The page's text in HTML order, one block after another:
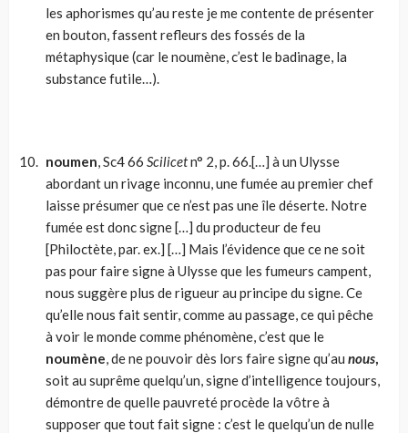
les aphorismes qu’au reste je me contente de présen­ter
en bouton, fassent refleurs des fossés de la
métaphysique (car le noumène, c’est le badinage, la
substance futile…).
noumen, Sc4 66 Scilicetn° 2, p. 66.[…] à un Ulysse
abordant un rivage inconnu, une fumée au premier chef
laisse présumer que ce n’est pas une île déserte. Notre
fumée est donc signe […] du producteur de feu
[Philoctète, par. ex.] […] Mais l’évi­dence que ce ne soit
pas pour faire signe à Ulysse que les fumeurs cam­pent,
nous suggère plus de rigueur au principe du signe. Ce
qu’elle nous fait sentir, comme au passage, ce qui pêche
à voir le monde comme phé­nomène, c’est que le
noumène, de ne pouvoir dès lors faire signe qu’au nous,
soit au suprême quelqu’un, signe d’intelligence toujours,
démontre de quelle pauvreté procède la vôtre à
supposer que tout fait signe : c’est le quelqu’un de nulle